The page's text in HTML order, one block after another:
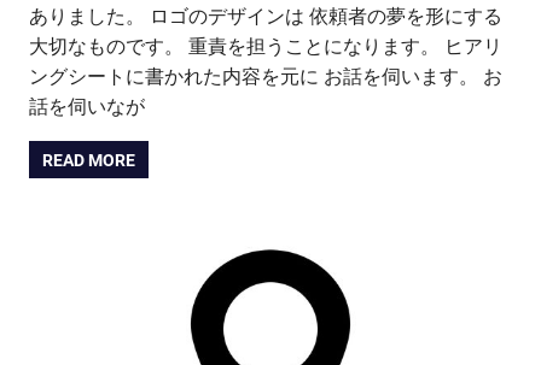
ありました。 ロゴのデザインは 依頼者の夢を形にする
大切なものです。 重責を担うことになります。 ヒアリ
ングシートに書かれた内容を元に お話を伺います。 お
話を伺いなが
READ MORE